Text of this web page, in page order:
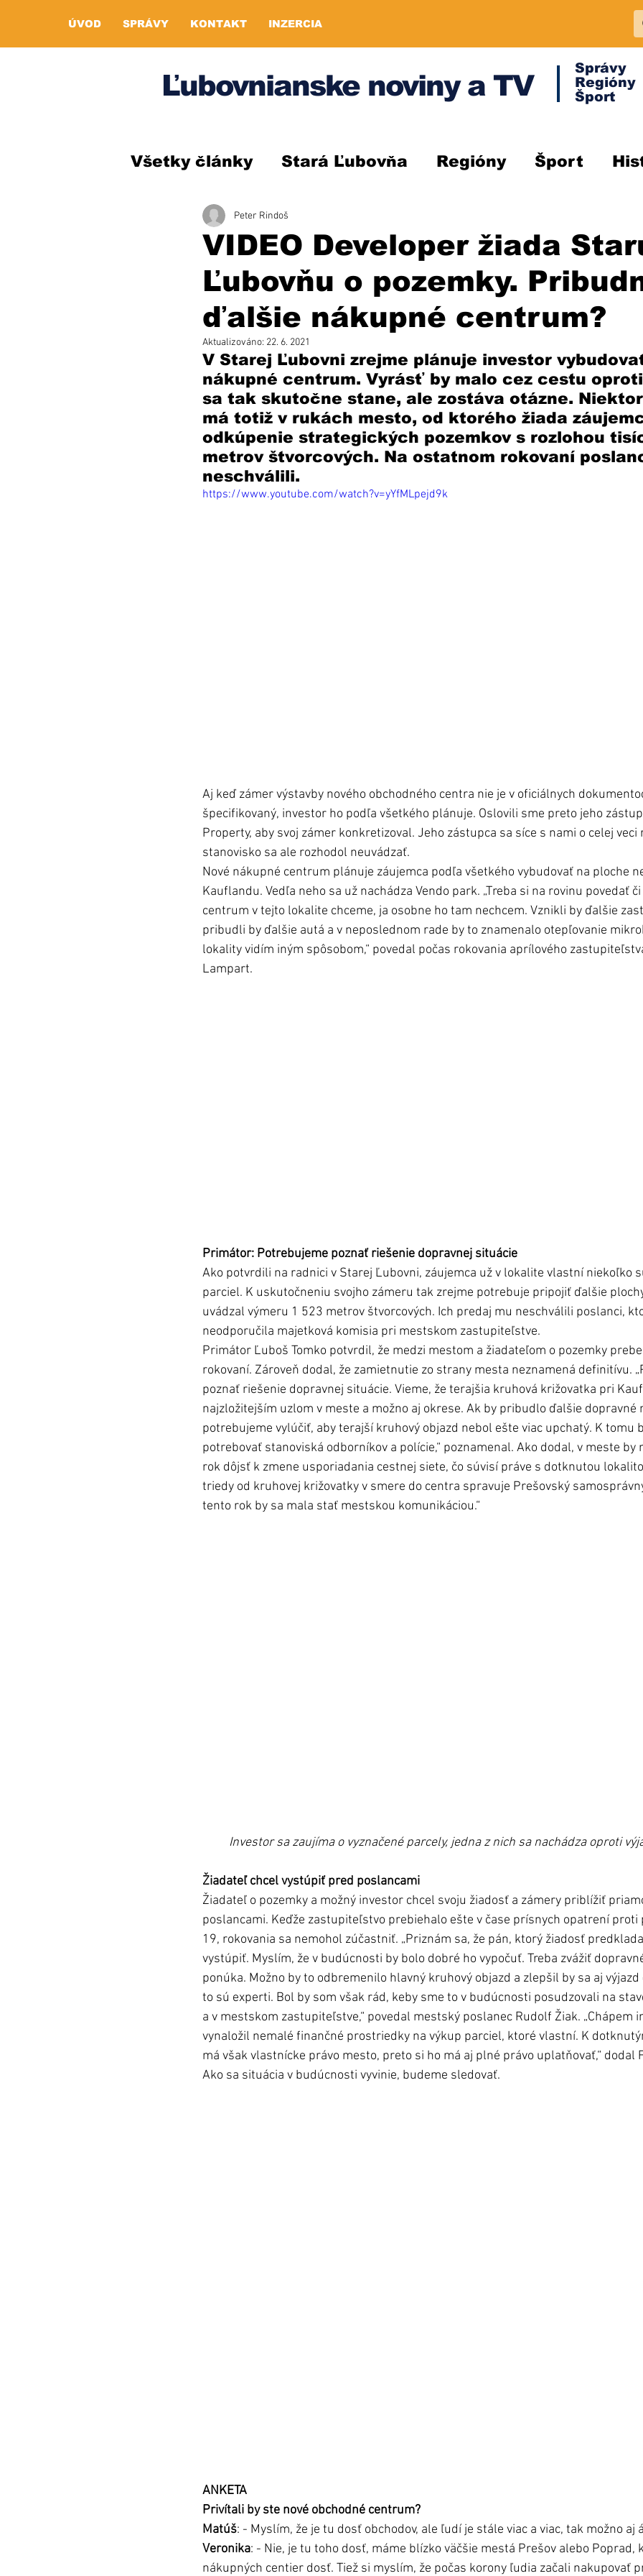
ÚVOD SPRÁVY KONTAKT INZERCIA
Ľubovnianske noviny a TV
Správy
Regióny
Šport
Všetky články Stará Ľubovňa Regióny Šport
VIDEO Developer žiada
Ľubovňu o pozemky.
ďalšie nákupné centrum?
Peter Rindoš
Aktualizováno: 22. 6. 2021
V Starej Ľubovni zrejme plánuje investor
nákupné centrum. Vyrásť by malo cez cestu
sa tak skutočne stane, ale zostáva otázne.
má totiž v rukách mesto, od ktorého žiada
odkúpenie strategických pozemkov s rozlohou
metrov štvorcových. Na ostatnom rokovaní
neschválili.
https://www.youtube.com/watch?v=yYfMLpejd9k
Aj keď zámer výstavby nového obchodného centra nie je v oficiálnych
špecifikovaný, investor ho podľa všetkého plánuje. Oslovili sme preto jeho
Property, aby svoj zámer konkretizoval. Jeho zástupca sa síce s nami o celej veci
stanovisko sa ale rozhodol neuvádzať.
Nové nákupné centrum plánuje záujemca podľa všetkého vybudovať na ploche
Kauflandu. Vedľa neho sa už nachádza Vendo park. „Treba si na rovinu povedať
centrum v tejto lokalite chceme, ja osobne ho tam nechcem. Vznikli by ďalšie
pribudli by ďalšie autá a v neposlednom rade by to znamenalo otepľovanie
lokality vidím iným spôsobom,“ povedal počas rokovania aprílového
Lampart.
Primátor: Potrebujeme poznať riešenie dopravnej situácie
Ako potvrdili na radnici v Starej Ľubovni, záujemca už v lokalite vlastní niekoľko
parciel. K uskutočneniu svojho zámeru tak zrejme potrebuje pripojiť ďalšie
uvádzal výmeru 1 523 metrov štvorcových. Ich predaj mu neschválili poslanci,
neodporučila majetková komisia pri mestskom zastupiteľstve.
Primátor Ľuboš Tomko potvrdil, že medzi mestom a žiadateľom o pozemky
rokovaní. Zároveň dodal, že zamietnutie zo strany mesta neznamená definitívu.
poznať riešenie dopravnej situácie. Vieme, že terajšia kruhová križovatka pri
najzložitejším uzlom v meste a možno aj okrese. Ak by pribudlo ďalšie dopravné
potrebujeme vylúčiť, aby terajší kruhový objazd nebol ešte viac upchatý. K tomu
potrebovať stanoviská odborníkov a polície,“ poznamenal. Ako dodal, v meste by
rok dôjsť k zmene usporiadania cestnej siete, čo súvisí práve s dotknutou
triedy od kruhovej križovatky v smere do centra spravuje Prešovský
tento rok by sa mala stať mestskou komunikáciou.“
Investor sa zaujíma o vyznačené parcely, jedna z nich sa nachádza oproti
Žiadateľ chcel vystúpiť pred poslancami
Žiadateľ o pozemky a možný investor chcel svoju žiadosť a zámery priblížiť
poslancami. Keďže zastupiteľstvo prebiehalo ešte v čase prísnych opatrení proti
19, rokovania sa nemohol zúčastniť. „Priznám sa, že pán, ktorý žiadosť
vystúpiť. Myslím, že v budúcnosti by bolo dobré ho vypočuť. Treba zvážiť
ponúka. Možno by to odbremenilo hlavný kruhový objazd a zlepšil by sa aj
to sú experti. Bol by som však rád, keby sme to v budúcnosti posudzovali na
a v mestskom zastupiteľstve,“ povedal mestský poslanec Rudolf Žiak. „Chápem
vynaložil nemalé finančné prostriedky na výkup parciel, ktoré vlastní. K
má však vlastnícke právo mesto, preto si ho má aj plné právo uplatňovať,“ dodal
Ako sa situácia v budúcnosti vyvinie, budeme sledovať.
ANKETA
Privítali by ste nové obchodné centrum?
Matúš: - Myslím, že je tu dosť obchodov, ale ľudí je stále viac a viac, tak možno aj
Veronika: - Nie, je tu toho dosť, máme blízko väčšie mestá Prešov alebo Poprad,
nákupných centier dosť. Tiež si myslím, že počas korony ľudia začali nakupovať